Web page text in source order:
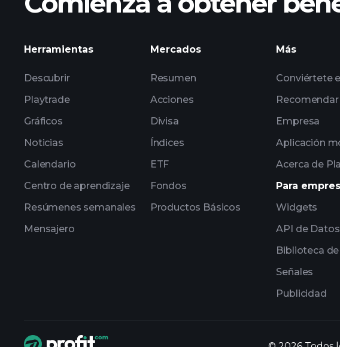
Herramientas
Descubrir
Playtrade
Gráficos
Noticias
Calendario
Centro de aprendizaje
Resúmenes semanales
Mensajero
Mercados
Resumen
Acciones
Divisa
Índices
ETF
Fondos
Productos Básicos
Más
Conviértete
Empresa
Aplicación
Acerca de
Para
Widgets
API de Datos
Biblioteca
Señales
Publicidad